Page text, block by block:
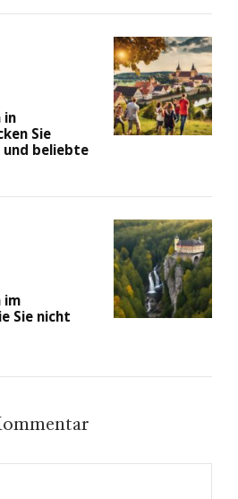
in
Sie
und beliebte
im
Sie nicht